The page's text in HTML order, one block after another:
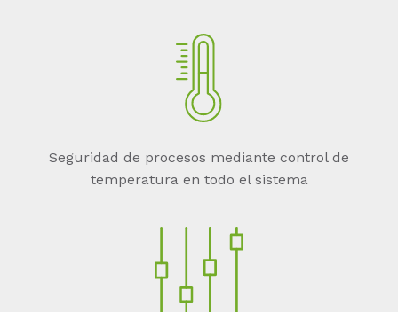
Seguridad de procesos mediante control de
temperatura en todo el sistema